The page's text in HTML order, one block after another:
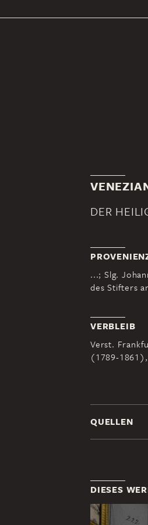
DER
...; Slg.
des Stifters
VERBLEIB
Verst.
(1789-
QUELLEN
DIESES